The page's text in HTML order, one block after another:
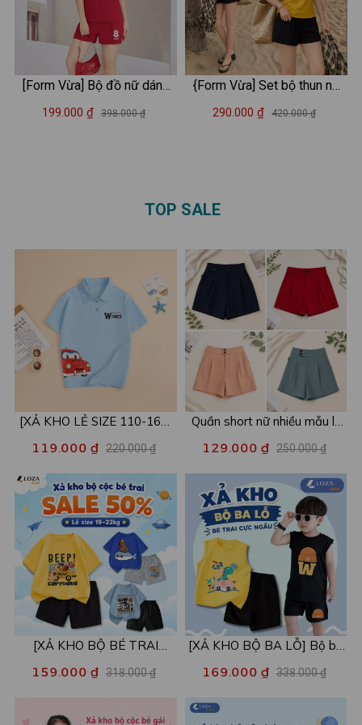
[Form Vừa] Bộ đồ nữ dáng
vừa thể thao - Set đồ nữ
199.000 ₫ 398.000 ₫
{Form Vừa] Set bộ thun nữ
chữ 'BRANSON' - Loza
290.000 ₫ 420.000 ₫
[XẢ KHO LẺ SIZE 110-160]
mẫu - Áo trẻ em từ 15-42kg
- Loza Kids XPL001
119.000 ₫ 220.000 ₫
Quần short nữ nhiều mẫu lẻ
còn 99k/c - Loza XA016
129.000 ₫ 250.000 ₫
[XẢ KHO BỘ BÉ TRAI
nhiều mẫu - Quần áo bé trai
XB003
159.000 ₫ 318.000 ₫
[XẢ KHO BỘ BA LỖ] Bộ ba
size từ 15-40kg - Quần áo
bé trai - Loza Kids XABL01
169.000 ₫ 338.000 ₫
TOP SALE